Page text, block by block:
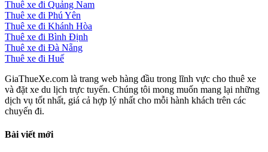
Thuê xe đi Quảng Nam
Thuê xe đi Phú Yên
Thuê xe đi Khánh Hòa
Thuê xe đi Bình Định
Thuê xe đi Đà Nẵng
Thuê xe đi Huế
GiaThueXe.com là trang web hàng đầu trong lĩnh vực cho thuê xe
và đặt xe du lịch trực tuyến. Chúng tôi mong muốn mang lại những
dịch vụ tốt nhất, giá cả hợp lý nhất cho mỗi hành khách trên các
chuyến đi.
Bài viết mới